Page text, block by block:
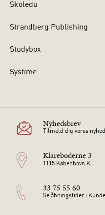
Skoledu
Strandberg Publishing
Studybox
Systime
Nyhedsbrev
Tilmeld dig vores
Klareboderne 3
1115 København K
33 75 55 60
Se åbningstider i